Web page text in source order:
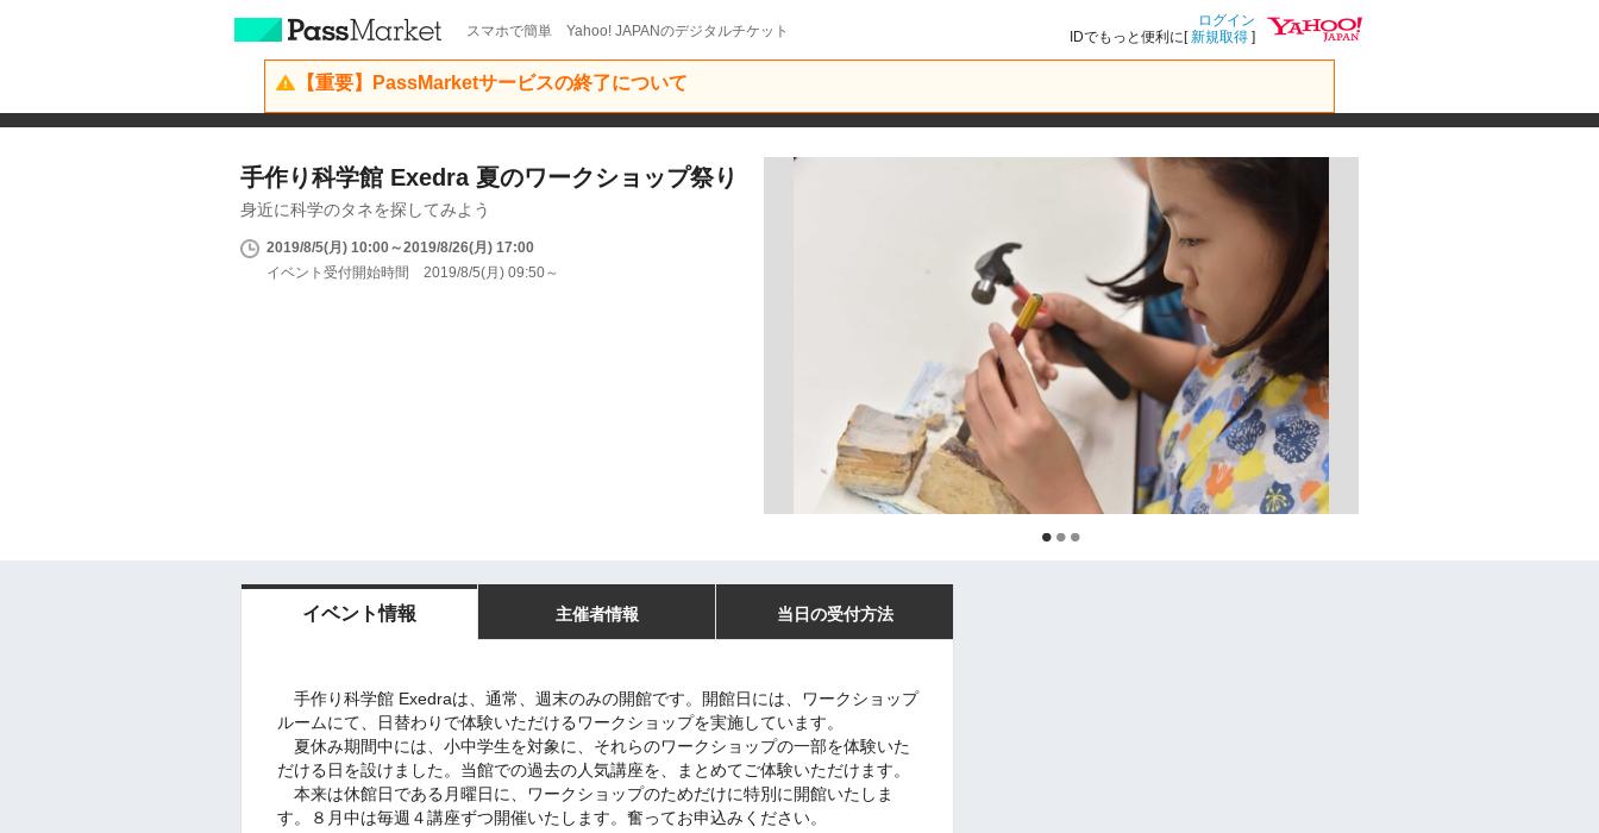
スマホで簡単 Yahoo! JAPANのデジタルチケット
ログイン
IDでもっと便利に[新規取得 ]
【重要】PassMarketサービスの終了について
手作り科学館 Exedra 夏のワークショップ祭り
身近に科学のタネを探してみよう
2019/8/5(月) 10:00～2019/8/26(月) 17:00
イベント受付開始時間 2019/8/5(月) 09:50～
イベント情報 主催者情報 当日の受付方法
手作り科学館 Exedraは、通常、週末のみの開館です。開館日には、ワークショップ
ルームにて、日替わりで体験いただけるワークショップを実施しています。
夏休み期間中には、小中学生を対象に、それらのワークショップの一部を体験いた
だける日を設けました。当館での過去の人気講座を、まとめてご体験いただけます。
本来は休館日である月曜日に、ワークショップのためだけに特別に開館いたしま
す。
８月中は毎週４講座ずつ開催いたします。奮ってお申込みください。